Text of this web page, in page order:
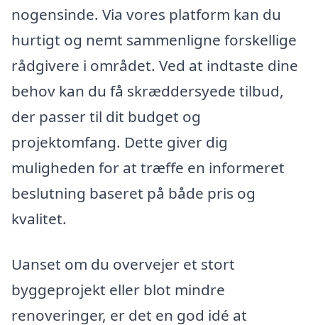
nogensinde. Via vores platform kan du
hurtigt og nemt sammenligne forskellige
rådgivere i området. Ved at indtaste dine
behov kan du få skræddersyede tilbud,
der passer til dit budget og
projektomfang. Dette giver dig
muligheden for at træffe en informeret
beslutning baseret på både pris og
kvalitet.
Uanset om du overvejer et stort
byggeprojekt eller blot mindre
renoveringer, er det en god idé at